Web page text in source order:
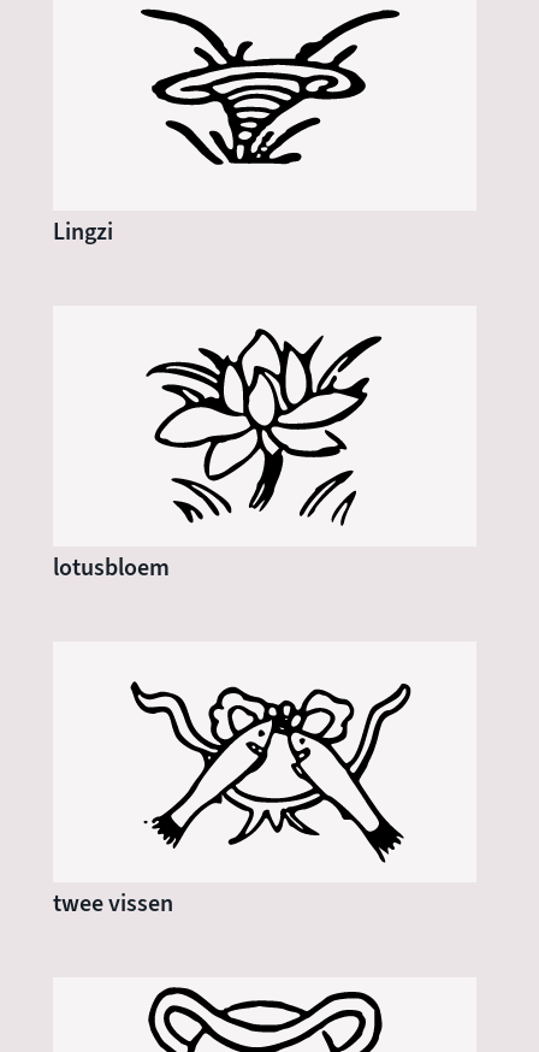
Lingzi
lotusbloem
twee vissen